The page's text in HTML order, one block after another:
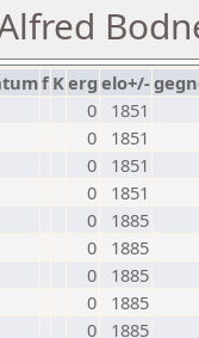
f Kerg elo+/-
0
1851
0
1851
0
1851
0
1851
0
1885
0
1885
0
1885
0
1885
0
1885